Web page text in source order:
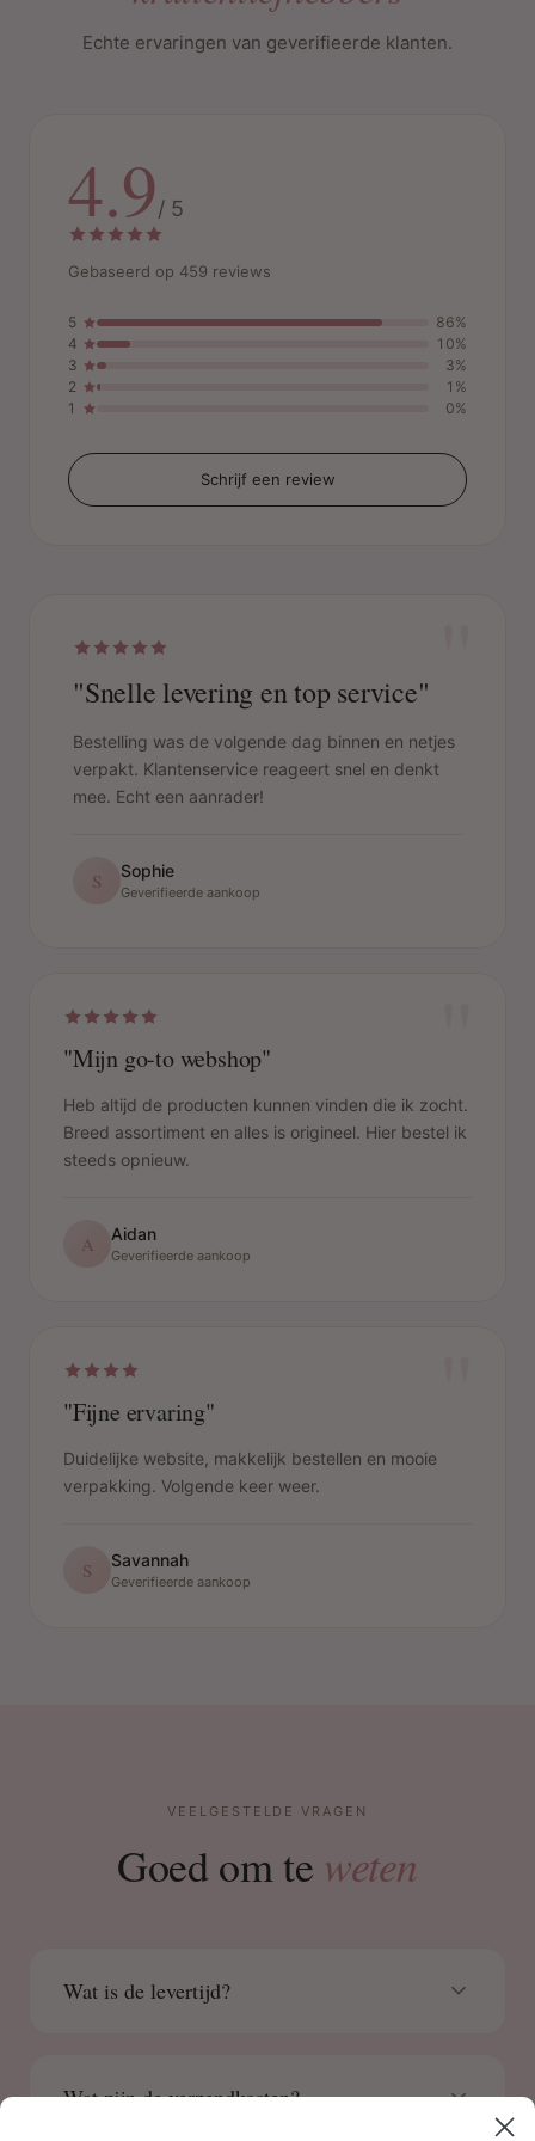
Echte ervaringen van geverifieerde klanten.
4.9/ 5
Gebaseerd op 459 reviews
5
86%
4
10%
3
3%
2
1%
1
0%
Schrijf een review
"Snelle levering en top service"
Bestelling was de volgende dag binnen en netjes
verpakt. Klantenservice reageert snel en denkt
mee. Echt een aanrader!
S Sophie
Geverifieerde aankoop
"Mijn go-to webshop"
Heb altijd de producten kunnen vinden die ik zocht.
Breed assortiment en alles is origineel. Hier bestel ik
steeds opnieuw.
A Aidan
Geverifieerde aankoop
"Fijne ervaring"
Duidelijke website, makkelijk bestellen en mooie
verpakking. Volgende keer weer.
S Savannah
Geverifieerde aankoop
VEELGESTELDE VRAGEN
Goed om te weten
Wat is de levertijd?
Wat zijn de verzendkosten?